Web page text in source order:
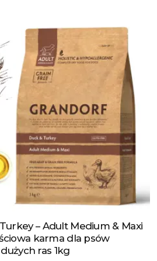
– Adult Medium & Maxi
karma dla psów
ras 1kg